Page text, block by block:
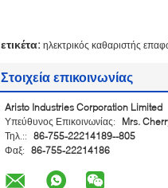
ετικέτα: ηλεκτρικός καθαριστής
Στοιχεία επικοινωνίας
Aristo Industries Corporation Limited
Υπεύθυνος Επικοινωνίας:
Mrs.
Τηλ.:: 86-755-22214189--805
Φαξ: 86-755-22214186